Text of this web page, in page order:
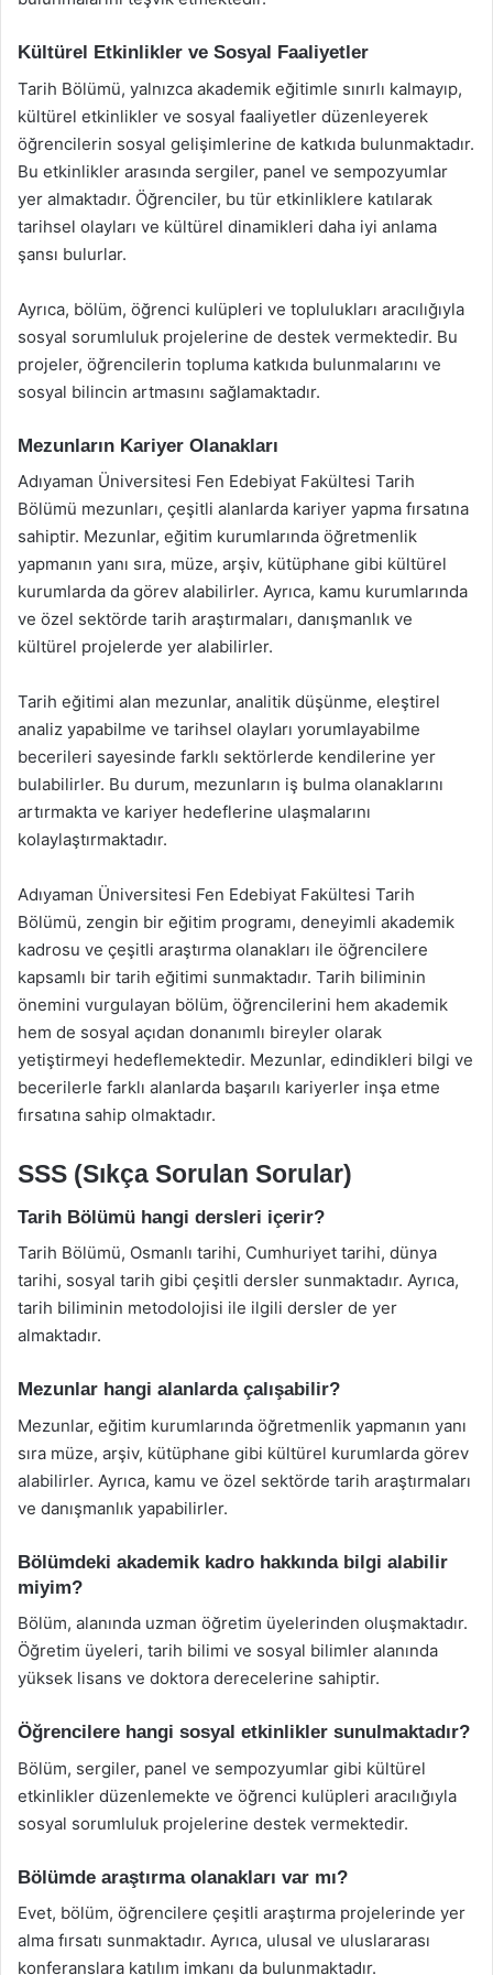
Kültürel Etkinlikler ve Sosyal Faaliyetler
Tarih Bölümü, yalnızca akademik eğitimle sınırlı kalmayıp,
kültürel etkinlikler ve sosyal faaliyetler düzenleyerek
öğrencilerin sosyal gelişimlerine de katkıda bulunmaktadır.
Bu etkinlikler arasında sergiler, panel ve sempozyumlar
yer almaktadır. Öğrenciler, bu tür etkinliklere katılarak
tarihsel olayları ve kültürel dinamikleri daha iyi anlama
şansı bulurlar.
Ayrıca, bölüm, öğrenci kulüpleri ve toplulukları aracılığıyla
sosyal sorumluluk projelerine de destek vermektedir. Bu
projeler, öğrencilerin topluma katkıda bulunmalarını ve
sosyal bilincin artmasını sağlamaktadır.
Mezunların Kariyer Olanakları
Adıyaman Üniversitesi Fen Edebiyat Fakültesi Tarih
Bölümü mezunları, çeşitli alanlarda kariyer yapma fırsatına
sahiptir. Mezunlar, eğitim kurumlarında öğretmenlik
yapmanın yanı sıra, müze, arşiv, kütüphane gibi kültürel
kurumlarda da görev alabilirler. Ayrıca, kamu kurumlarında
ve özel sektörde tarih araştırmaları, danışmanlık ve
kültürel projelerde yer alabilirler.
Tarih eğitimi alan mezunlar, analitik düşünme, eleştirel
analiz yapabilme ve tarihsel olayları yorumlayabilme
becerileri sayesinde farklı sektörlerde kendilerine yer
bulabilirler. Bu durum, mezunların iş bulma olanaklarını
artırmakta ve kariyer hedeflerine ulaşmalarını
kolaylaştırmaktadır.
Adıyaman Üniversitesi Fen Edebiyat Fakültesi Tarih
Bölümü, zengin bir eğitim programı, deneyimli akademik
kadrosu ve çeşitli araştırma olanakları ile öğrencilere
kapsamlı bir tarih eğitimi sunmaktadır. Tarih biliminin
önemini vurgulayan bölüm, öğrencilerini hem akademik
hem de sosyal açıdan donanımlı bireyler olarak
yetiştirmeyi hedeflemektedir. Mezunlar, edindikleri bilgi ve
becerilerle farklı alanlarda başarılı kariyerler inşa etme
fırsatına sahip olmaktadır.
SSS (Sıkça Sorulan Sorular)
Tarih Bölümü hangi dersleri içerir?
Tarih Bölümü, Osmanlı tarihi, Cumhuriyet tarihi, dünya
tarihi, sosyal tarih gibi çeşitli dersler sunmaktadır. Ayrıca,
tarih biliminin metodolojisi ile ilgili dersler de yer
almaktadır.
Mezunlar hangi alanlarda çalışabilir?
Mezunlar, eğitim kurumlarında öğretmenlik yapmanın yanı
sıra müze, arşiv, kütüphane gibi kültürel kurumlarda görev
alabilirler. Ayrıca, kamu ve özel sektörde tarih araştırmaları
ve danışmanlık yapabilirler.
Bölümdeki akademik kadro hakkında bilgi alabilir
miyim?
Bölüm, alanında uzman öğretim üyelerinden oluşmaktadır.
Öğretim üyeleri, tarih bilimi ve sosyal bilimler alanında
yüksek lisans ve doktora derecelerine sahiptir.
Öğrencilere hangi sosyal etkinlikler sunulmaktadır?
Bölüm, sergiler, panel ve sempozyumlar gibi kültürel
etkinlikler düzenlemekte ve öğrenci kulüpleri aracılığıyla
sosyal sorumluluk projelerine destek vermektedir.
Bölümde araştırma olanakları var mı?
Evet, bölüm, öğrencilere çeşitli araştırma projelerinde yer
alma fırsatı sunmaktadır. Ayrıca, ulusal ve uluslararası
konferanslara katılım imkanı da bulunmaktadır.